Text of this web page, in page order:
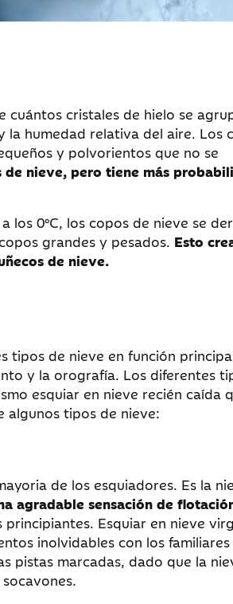
cuántos cristales de hielo se
humedad relativa del aire. Los
y polvorientos que no se
nieve, pero tiene más
los 0°C, los copos de nieve se
grandes y pesados. Esto
de nieve.
tipos de nieve en función
y la orografía. Los diferentes
esquiar en nieve recién caída
algunos tipos de nieve:
de los esquiadores. Es la
agradable sensación de
Esquiar en nieve
inolvidables con los
pistas marcadas, dado que la